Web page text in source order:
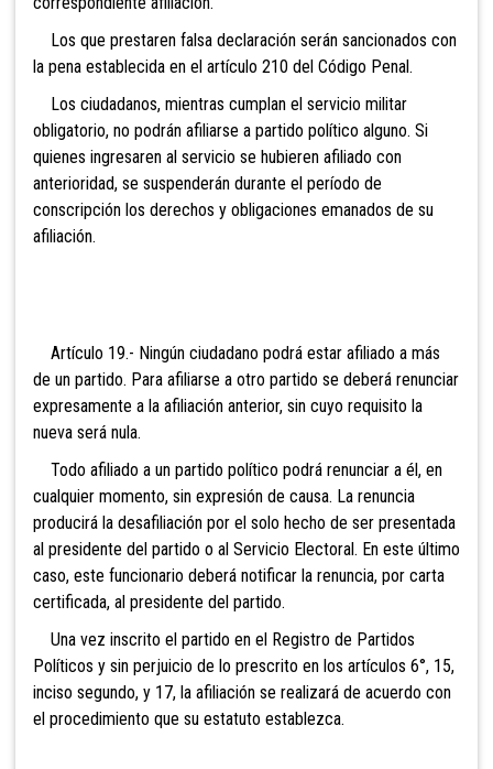
Los que prestaren falsa declaración serán sancionados con
la pena establecida en el artículo 210 del Código Penal.
Los ciudadanos, mientras cumplan el servicio militar
obligatorio, no podrán afiliarse a partido político alguno. Si
quienes ingresaren al servicio se hubieren afiliado con
anterioridad, se suspenderán durante el período de
conscripción los derechos y obligaciones emanados de su
afiliación.
Artículo 19.- Ningún ciudadano podrá estar afiliado a más
de un partido. Para afiliarse a otro partido se deberá renunciar
expresamente a la afiliación anterior, sin cuyo requisito la
nueva será nula.
Todo afiliado a un partido político podrá renunciar a él, en
cualquier momento, sin expresión de causa. La renuncia
producirá la desafiliación por el solo hecho de ser presentada
al presidente del partido o al Servicio Electoral. En este último
caso, este funcionario deberá notificar la renuncia, por carta
certificada, al presidente del partido.
Una vez inscrito el partido en el Registro de Partidos
Políticos y sin perjuicio de lo prescrito en los artículos 6°, 15,
inciso segundo, y 17, la afiliación se realizará de acuerdo con
el procedimiento que su estatuto establezca.